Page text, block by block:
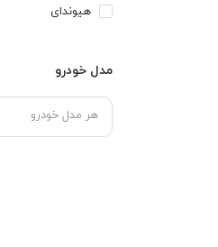
هیوندای
مدل خودرو
هر مدل خودرو